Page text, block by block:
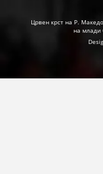
Црвен крст на Р.
на млади